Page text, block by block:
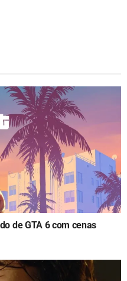
de GTA 6 com cenas